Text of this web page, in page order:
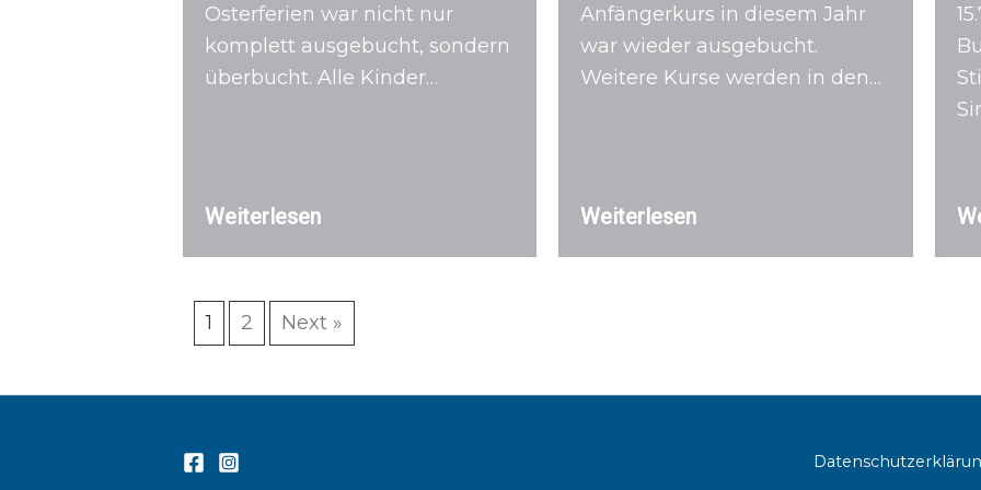
Osterferien war nicht nur
komplett ausgebucht, sondern
überbucht. Alle Kinder…
Weiterlesen
Anfängerkurs in diesem Jahr
war wieder ausgebucht.
Weitere Kurse werden in den…
Weiterlesen
1 2 Next »